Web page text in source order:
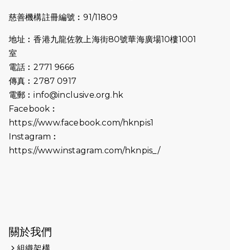
🌟
2025-06-15
會及愛。匯聚商龍會支持！
2025-06-09
《猛龍傳之誰怕誰》電影欣賞 - 感謝
生，GBS，JP出席
2025-06-06
《為你喝采陳百強歌迷會》慷慨贊助
38張門票欣賞香港中樂團 X 陳百強 —
2025-03-21
慈善機構註冊編號︰91/11809
地址︰香港九龍佐敦上海街80號華海廣場10樓1001
室
電話︰2771 9666
傳真︰2787 0917
電郵︰info@inclusive.org.hk
Facebook︰
https://www.facebook.com/hknpis1
Instagram︰
https://www.instagram.com/hknpis_/
關於我們